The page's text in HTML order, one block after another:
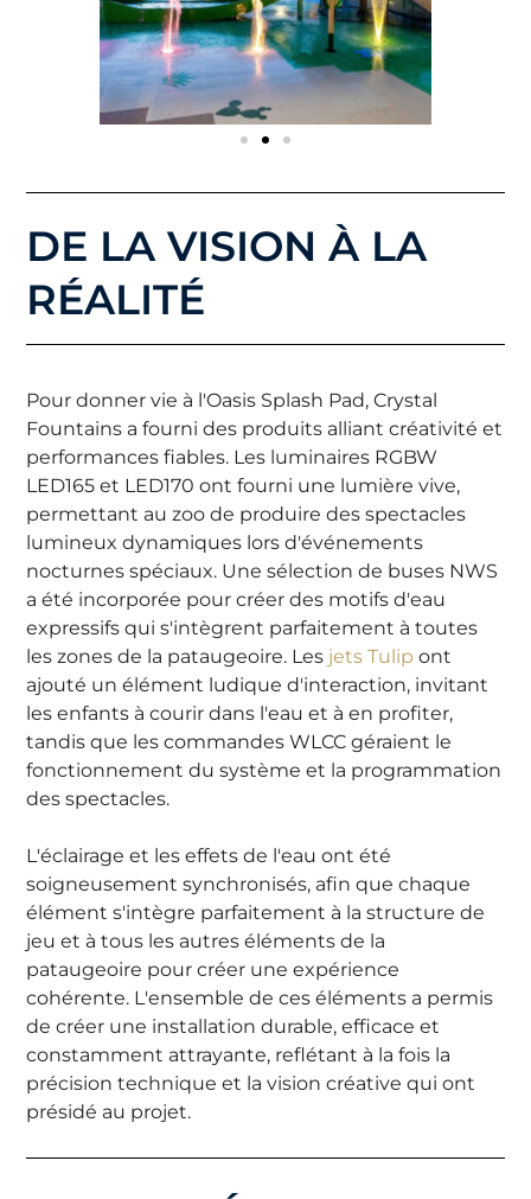
DE LA VISION À LA
RÉALITÉ
Pour donner vie à l'Oasis Splash Pad, Crystal
Fountains a fourni des produits alliant créativité et
performances fiables. Les luminaires RGBW
LED165 et LED170 ont fourni une lumière vive,
permettant au zoo de produire des spectacles
lumineux dynamiques lors d'événements
nocturnes spéciaux. Une sélection de buses NWS
a été incorporée pour créer des motifs d'eau
expressifs qui s'intègrent parfaitement à toutes
les zones de la pataugeoire. Les jets Tulip ont
ajouté un élément ludique d'interaction, invitant
les enfants à courir dans l'eau et à en profiter,
tandis que les commandes WLCC géraient le
fonctionnement du système et la programmation
des spectacles.
L'éclairage et les effets de l'eau ont été
soigneusement synchronisés, afin que chaque
élément s'intègre parfaitement à la structure de
jeu et à tous les autres éléments de la
pataugeoire pour créer une expérience
cohérente. L'ensemble de ces éléments a permis
de créer une installation durable, efficace et
constamment attrayante, reflétant à la fois la
précision technique et la vision créative qui ont
présidé au projet.